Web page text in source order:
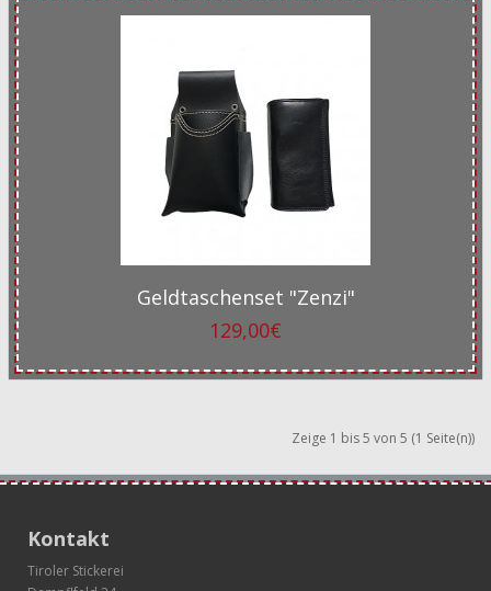
Geldtaschenset "Zenzi"
129,00€
Zeige 1 bis 5 von 5 (1 Seite(n))
Kontakt
Tiroler Stickerei